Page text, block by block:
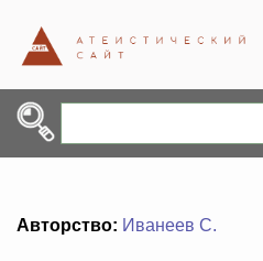
Авторство: Иванеев С.